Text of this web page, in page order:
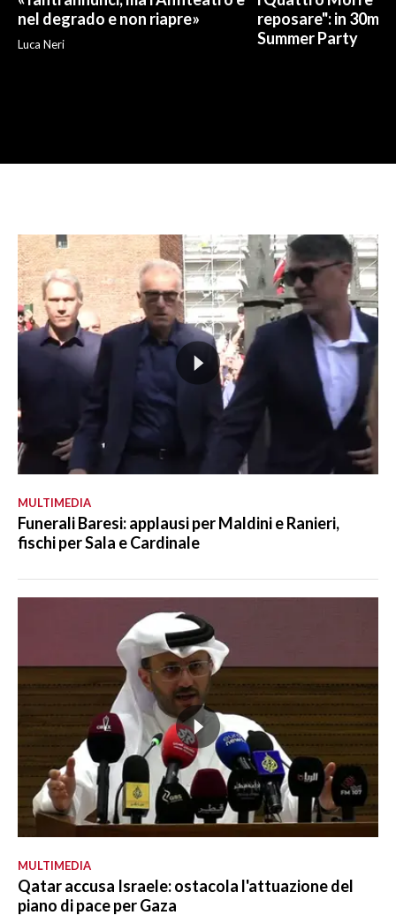
nel degrado e non riapre»
Luca Neri
reposare": in
Summer Party
MULTIMEDIA
Funerali Baresi: applausi per Maldini e Ranieri,
fischi per Sala e Cardinale
MULTIMEDIA
Qatar accusa Israele: ostacola l'attuazione del
piano di pace per Gaza